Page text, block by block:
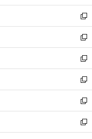
開
く
ウ
で
開
く
ン
ド
ウ
で
開
く
新
し
い
ウ
ィ
ン
ド
ウ
で
開
く
新
し
い
ウ
ィ
ン
ド
ウ
で
開
新
し
い
ウ
ィ
ン
ド
ウ
新
し
い
ウ
ィ
ン
新
し
い
ウ
新
し